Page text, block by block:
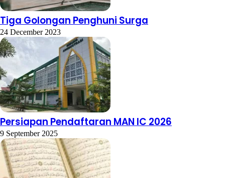
Tiga Golongan Penghuni Surga
24 December 2023
Persiapan Pendaftaran MAN IC 2026
9 September 2025